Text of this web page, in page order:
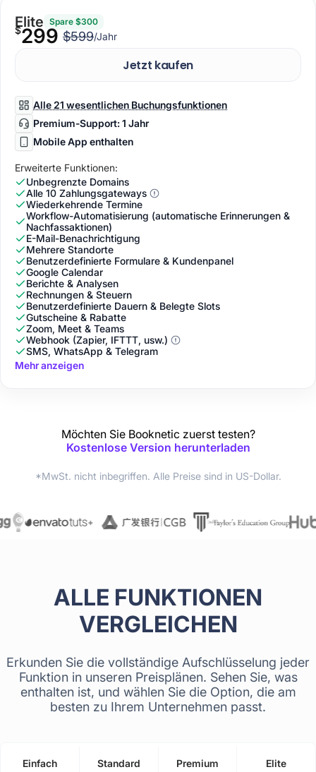
Elite Spare $300
$299 $599/Jahr
Jetzt kaufen
Alle 21 wesentlichen Buchungsfunktionen
Premium-Support: 1 Jahr
Mobile App enthalten
Erweiterte Funktionen:
Unbegrenzte Domains
Alle 10 Zahlungsgateways
Wiederkehrende Termine
Workflow-Automatisierung (automatische Erinnerungen &
Nachfassaktionen)
E-Mail-Benachrichtigung
Mehrere Standorte
Benutzerdefinierte Formulare & Kundenpanel
Google Calendar
Berichte & Analysen
Rechnungen & Steuern
Benutzerdefinierte Dauern & Belegte Slots
Gutscheine & Rabatte
Zoom, Meet & Teams
Webhook (Zapier, IFTTT, usw.)
SMS, WhatsApp & Telegram
Mehr anzeigen
Möchten Sie Booknetic zuerst testen?
Kostenlose Version herunterladen
*MwSt. nicht inbegriffen. Alle Preise sind in US-Dollar.
ALLE FUNKTIONEN
VERGLEICHEN
Erkunden Sie die vollständige Aufschlüsselung jeder
Funktion in unseren Preisplänen. Sehen Sie, was
enthalten ist, und wählen Sie die Option, die am
besten zu Ihrem Unternehmen passt.
Einfach Standard Premium Elite